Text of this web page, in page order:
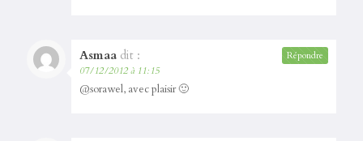
Asmaa dit :
07/12/2012 à 11:15
@sorawel, avec plaisir 🙂
Répondre